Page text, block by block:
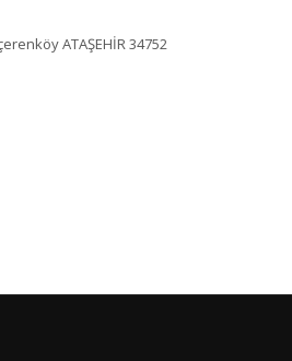
ATAŞEHİR 34752